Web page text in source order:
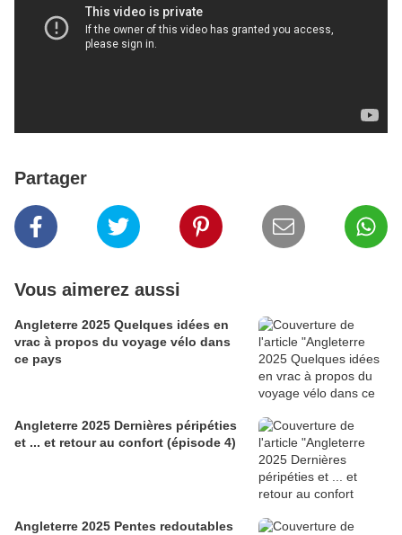
Partager
Vous aimerez aussi
Angleterre 2025 Quelques idées en
vrac à propos du voyage vélo dans
ce pays
Angleterre 2025 Dernières péripéties
et ... et retour au confort (épisode 4)
Angleterre 2025 Pentes redoutables